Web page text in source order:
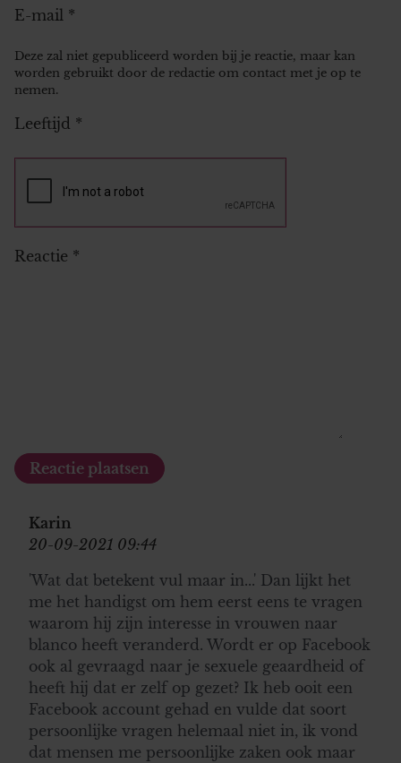
E-mail *
Deze zal niet gepubliceerd worden bij je reactie, maar kan
worden gebruikt door de redactie om contact met je op te
nemen.
Leeftijd *
Reactie *
Karin
20-09-2021 09:44
'Wat dat betekent vul maar in...' Dan lijkt het
me het handigst om hem eerst eens te vragen
waarom hij zijn interesse in vrouwen naar
blanco heeft veranderd. Wordt er op Facebook
ook al gevraagd naar je sexuele geaardheid of
heeft hij dat er zelf op gezet? Ik heb ooit een
Facebook account gehad en vulde dat soort
persoonlijke vragen helemaal niet in, ik vond
dat mensen me persoonlijke zaken ook maar